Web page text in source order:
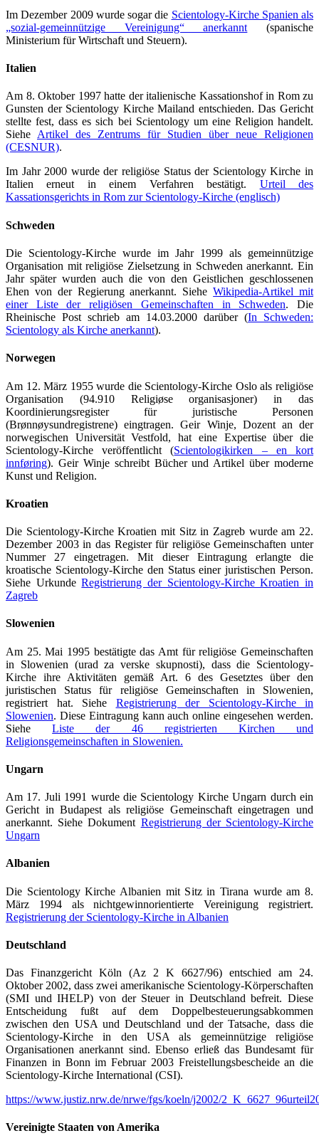
Im Dezember 2009 wurde sogar die Scientology-Kirche Spanien als
„sozial-gemeinnützige Vereinigung“ anerkannt (spanische
Ministerium für Wirtschaft und Steuern).
Italien
Am 8. Oktober 1997 hatte der italienische Kassationshof in Rom zu
Gunsten der Scientology Kirche Mailand entschieden. Das Gericht
stellte fest, dass es sich bei Scientology um eine Religion handelt.
Siehe Artikel des Zentrums für Studien über neue Religionen
(CESNUR).
Im Jahr 2000 wurde der religiöse Status der Scientology Kirche in
Italien erneut in einem Verfahren bestätigt. Urteil des
Kassationsgerichts in Rom zur Scientology-Kirche (englisch)
Schweden
Die Scientology-Kirche wurde im Jahr 1999 als gemeinnützige
Organisation mit religiöse Zielsetzung in Schweden anerkannt. Ein
Jahr später wurden auch die von den Geistlichen geschlossenen
Ehen von der Regierung anerkannt. SieheWikipedia-Artikel mit
einer Liste der religiösen Gemeinschaften in Schweden. Die
Rheinische Post schrieb am 14.03.2000 darüber (In Schweden:
Scientology als Kirche anerkannt).
Norwegen
Am 12. März 1955 wurde die Scientology-Kirche Oslo als religiöse
Organisation (94.910 Religiøse organisasjoner) in das
Koordinierungsregister für juristische Personen
(Brønnøysundregistrene) eingtragen. Geir Winje, Dozent an der
norwegischen Universität Vestfold, hat eine Expertise über die
Scientology-Kirche veröffentlicht (Scientologikirken – en kort
innføring). Geir Winje schreibt Bücher und Artikel über moderne
Kunst und Religion.
Kroatien
Die Scientology-Kirche Kroatien mit Sitz in Zagreb wurde am 22.
Dezember 2003 in das Register für religiöse Gemeinschaften unter
Nummer 27 eingetragen. Mit dieser Eintragung erlangte die
kroatische Scientology-Kirche den Status einer juristischen Person.
Siehe UrkundeRegistrierung der Scientology-Kirche Kroatien in
Zagreb
Slowenien
Am 25. Mai 1995 bestätigte das Amt für religiöse Gemeinschaften
in Slowenien (urad za verske skupnosti), dass die Scientology-
Kirche ihre Aktivitäten gemäß Art. 6 des Gesetztes über den
juristischen Status für religiöse Gemeinschaften in Slowenien,
registriert hat. Siehe Registrierung der Scientology-Kirche in
Slowenien. Diese Eintragung kann auch online eingesehen werden.
SieheListe der 46 registrierten Kirchen und
Religionsgemeinschaften in Slowenien.
Ungarn
Am 17. Juli 1991 wurde die Scientology Kirche Ungarn durch ein
Gericht in Budapest als religiöse Gemeinschaft eingetragen und
anerkannt. Siehe Dokument Registrierung der Scientology-Kirche
Ungarn
Albanien
Die Scientology Kirche Albanien mit Sitz in Tirana wurde am 8.
März 1994 als nichtgewinnorientierte Vereinigung registriert.
Registrierung der Scientology-Kirche in Albanien
Deutschland
Das Finanzgericht Köln (Az 2 K 6627/96) entschied am 24.
Oktober 2002, dass zwei amerikanische Scientology-Körperschaften
(SMI und IHELP) von der Steuer in Deutschland befreit. Diese
Entscheidung fußt auf dem Doppelbesteuerungsabkommen
zwischen den USA und Deutschland und der Tatsache, dass die
Scientology-Kirche in den USA als gemeinnützige religiöse
Organisationen anerkannt sind. Ebenso erließ das Bundesamt für
Finanzen in Bonn im Februar 2003 Freistellungsbescheide an die
Scientology-Kirche International (CSI).
https://www.justiz.nrw.de/nrwe/fgs/koeln/j2002/
Vereinigte Staaten von Amerika